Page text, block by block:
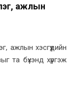
ажлын
ажлын хэсгүүдийн
та бүхэнд хүргэж